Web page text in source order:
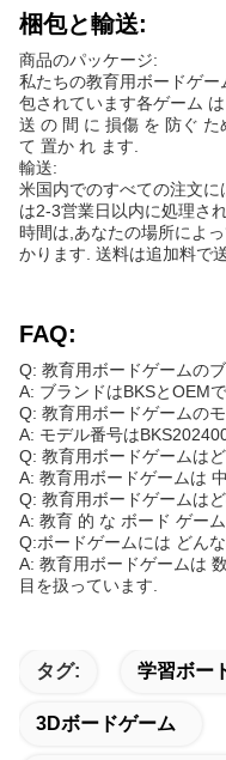
梱包と輸送:
商品のパッケージ:
私たちの教育用ボードゲ
包されています各ゲーム
送 の 間 に 損傷 を 防ぐ
て 置か れ ます.
輸送:
米国内でのすべての注文
は2-3営業日以内に処理さ
時間は,あなたの場所によ
かります. 送料は追加料で
FAQ:
Q: 教育用ボードゲームの
A: ブランドはBKSとOEM
Q: 教育用ボードゲームの
A: モデル番号は
Q: 教育用ボードゲームは
A: 教育用ボードゲームは
Q: 教育用ボードゲームは
A: 教育 的 な ボード ゲー
Q:ボードゲームには どん
A: 教育用ボードゲームは
目を扱っています.
タグ: 学習ボー
3Dボードゲーム